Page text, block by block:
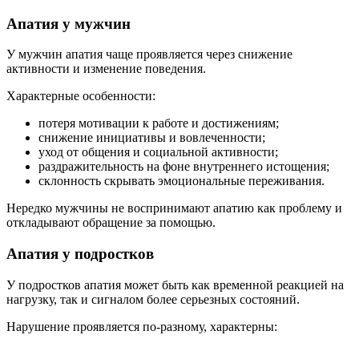
Апатия у мужчин
У мужчин апатия чаще проявляется через снижение
активности и изменение поведения.
Характерные особенности:
потеря мотивации к работе и достижениям;
снижение инициативы и вовлеченности;
уход от общения и социальной активности;
раздражительность на фоне внутреннего истощения;
склонность скрывать эмоциональные переживания.
Нередко мужчины не воспринимают апатию как проблему и
откладывают обращение за помощью.
Апатия у подростков
У подростков апатия может быть как временной реакцией на
нагрузку, так и сигналом более серьезных состояний.
Нарушение проявляется по-разному, характерны: